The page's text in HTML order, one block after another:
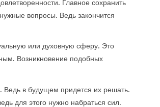
Главное сохранить
вопросы. Ведь закончится
или духовную сферу. Это
Возникновение подобных
Ведь в будущем придется их решать.
для этого нужно набраться сил.